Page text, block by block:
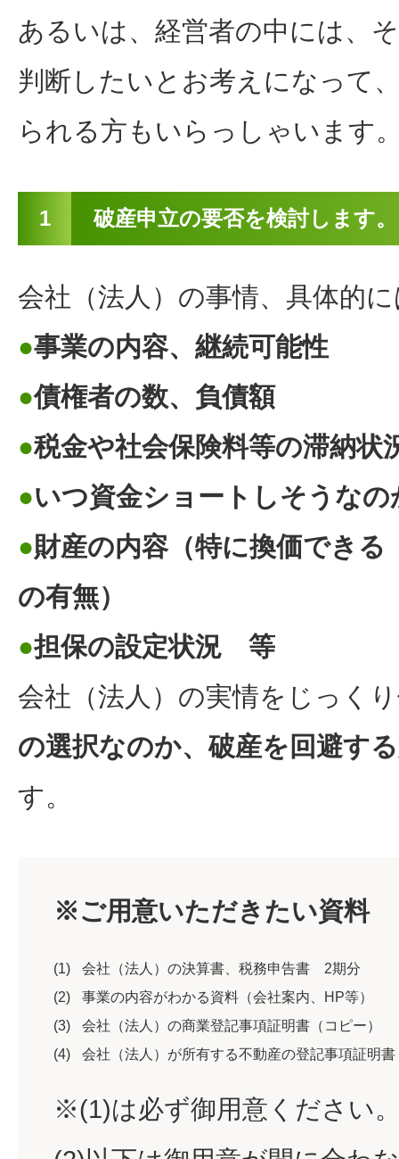
あるいは、経営者の中には、
判断したいとお考えになって
られる方もいらっしゃいます
1 破産申立の要否を検討します。
会社（法人）の事情、具体的
●事業の内容、継続可能性
●債権者の数、負債額
●税金や社会保険料等の滞納状
●いつ資金ショートしそうなの
●財産の内容（特に換価でき
の有無）
●担保の設定状況 等
会社（法人）の実情をじっく
の選択なのか、破産を回避す
す。
※ご用意いただきたい資料
(1)
会社（法人）の決算書、税務申告書 2期分
(2)
事業の内容がわかる資料（会社案内、HP等）
(3)
会社（法人）の商業登記事項証明書（コピー）
(4)
会社（法人）が所有する不動産の登記事項証明
※(1)は必ず御用意ください